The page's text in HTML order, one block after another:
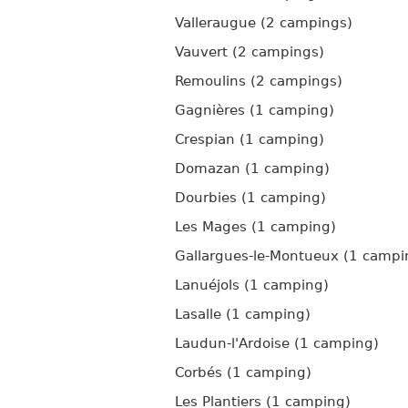
Valleraugue (2 campings)
Vauvert (2 campings)
Remoulins (2 campings)
Gagnières (1 camping)
Crespian (1 camping)
Domazan (1 camping)
Dourbies (1 camping)
Les Mages (1 camping)
Gallargues-le-Montueux (1
Lanuéjols (1 camping)
Lasalle (1 camping)
Laudun-l'Ardoise (1 camping)
Corbés (1 camping)
Les Plantiers (1 camping)